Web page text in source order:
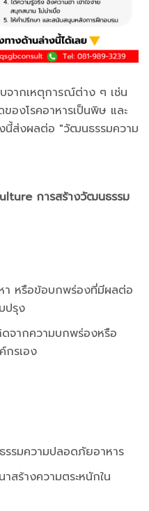
จากเหตุการณ์ต่าง ๆ เช่น
องโรคอาหารเป็นพิษ และ
นี้ส่งผลต่อ "วัฒนธรรมความ
การสร้างวัฒนธรรม
า หรือข้อบกพร่องที่มีผลต่อ
ปรุง
จากความบกพร่องหรือ
กรเอง
รมความปลอดภัยอาหาร
สร้างความตระหนักใน